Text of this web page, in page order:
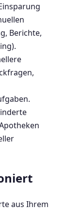
Berichte,
aus Ihrem